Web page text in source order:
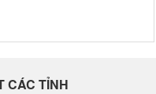
CÁC TỈNH